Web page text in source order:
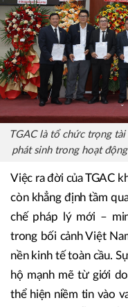
TGAC là tổ chức trọng tài
phát sinh trong hoạt
Việc ra đời của TGAC
còn khẳng định tầm
chế pháp lý mới –
trong bối cảnh Việt
nền kinh tế toàn cầu.
hộ mạnh mẽ từ giới
thể hiện niềm tin vào